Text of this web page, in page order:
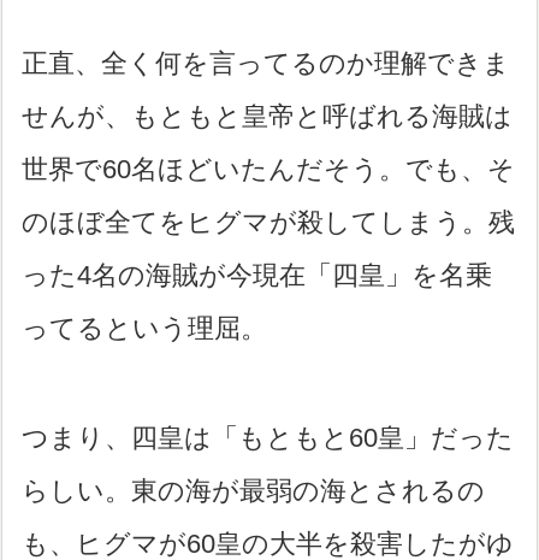
正直、全く何を言ってるのか理解できま
せんが、もともと皇帝と呼ばれる海賊は
世界で60名ほどいたんだそう。でも、そ
のほぼ全てをヒグマが殺してしまう。残
った4名の海賊が今現在「四皇」を名乗
ってるという理屈。
つまり、四皇は「もともと60皇」だった
らしい。東の海が最弱の海とされるの
も、ヒグマが60皇の大半を殺害したがゆ